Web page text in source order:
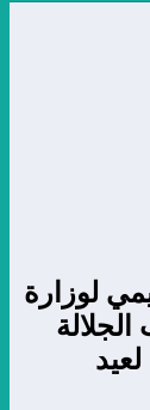
لوزارة